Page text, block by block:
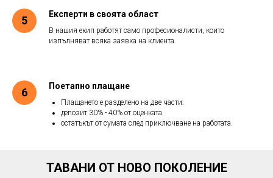
Експерти в своята област
В нашия екип работят само професионалисти, които
изпълняват всяка заявка на клиента.
Поетапно плащане
Плащането е разделено на две части:
депозит 30% - 40% от оценката
остатъкът от сумата след приключване на работата.
ТАВАНИ ОТ НОВО ПОКОЛЕНИЕ